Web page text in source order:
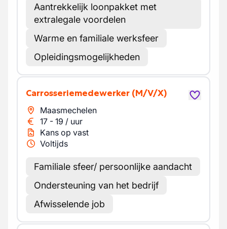
Aantrekkelijk loonpakket met
extralegale voordelen
Warme en familiale werksfeer
Opleidingsmogelijkheden
Carrosseriemedewerker (M/V/X)
Maasmechelen
17 - 19 / uur
Kans op vast
Voltijds
Familiale sfeer/ persoonlijke aandacht
Ondersteuning van het bedrijf
Afwisselende job